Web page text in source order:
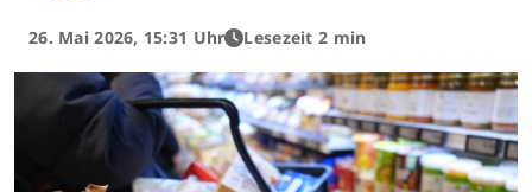
26. Mai 2026, 15:31 Uhr Lesezeit 2 min